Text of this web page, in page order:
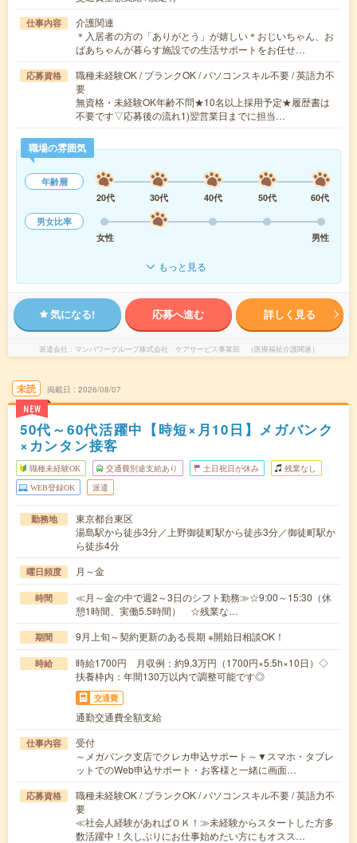
仕事内容
介護関連
＊入居者の方の「ありがとう」が嬉しい＊おじいちゃん、お
ばあちゃんが暮らす施設での生活サポートをお任せ…
応募資格
職種未経験OK / ブランクOK / パソコンスキル不要 / 英語力不
要
無資格・未経験OK年齢不問★10名以上採用予定★履歴書は
不要です▽応募後の流れ1)翌営業日までに担当…
職場の雰囲気
年齢層
20代
30代 40代 50代
60代
男女比率
女性
男性
もっと見る
気になる! 応募へ進む 詳しく見る
派遣会社 マンパワーグループ株式会社 ケアサービス事業部 （医療福祉介護関連）
未読
NEW
掲載日 2026/08/07
50代～60代活躍中【時短×月10日】メガバンク
×カンタン接客
職種未経験OK 交通費別途支給あり 土日祝日が休み 残業なし
WEB登録OK 派遣
勤務地
東京都台東区
湯島駅から徒歩3分／上野御徒町駅から徒歩3分／御徒町駅か
ら徒歩4分
曜日頻度 月～金
時間
≪月～金の中で週2～3日のシフト勤務≫☆9:00～15:30（休
憩1時間、実働5.5時間） ☆残業な…
期間 9月上旬～契約更新のある長期 ※開始日相談OK！
時給
時給1700円 月収例：約9.3万円（1700円×5.5h×10日）◇
扶養枠内：年間130万以内で調整可能です◎
交通費
通勤交通費全額支給
仕事内容
受付
～メガバンク支店でクレカ申込サポート～▼スマホ・タブレ
ットでのWeb申込サポート・お客様と一緒に画面…
応募資格
職種未経験OK / ブランクOK / パソコンスキル不要 / 英語力不
要
≪社会人経験があればＯＫ！≫未経験からスタートした方多
数活躍中！久しぶりにお仕事始めたい方にもオスス…